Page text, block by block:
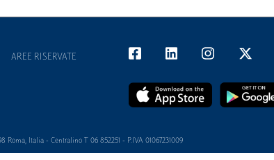
AREE RISERVATE
Roma, Italia - Centralino T 06 852251 - P.IVA 01067231009